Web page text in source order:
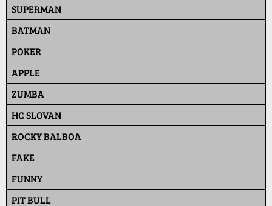
SUPERMAN
BATMAN
POKER
APPLE
ZUMBA
HC SLOVAN
ROCKY BALBOA
FAKE
FUNNY
PIT BULL